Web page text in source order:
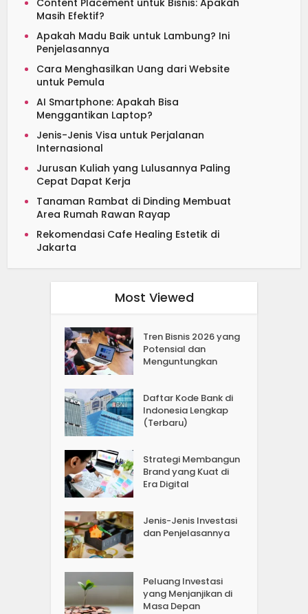
Masih Efektif?
Apakah Madu Baik untuk Lambung? Ini
Penjelasannya
Cara Menghasilkan Uang dari Website
untuk Pemula
AI Smartphone: Apakah Bisa
Menggantikan Laptop?
Jenis-Jenis Visa untuk Perjalanan
Internasional
Jurusan Kuliah yang Lulusannya Paling
Cepat Dapat Kerja
Tanaman Rambat di Dinding Membuat
Area Rumah Rawan Rayap
Rekomendasi Cafe Healing Estetik di
Jakarta
Most Viewed
Tren Bisnis 2026 yang
Potensial dan
Menguntungkan
Daftar Kode Bank di
Indonesia Lengkap
(Terbaru)
Strategi Membangun
Brand yang Kuat di
Era Digital
Jenis-Jenis Investasi
dan Penjelasannya
Peluang Investasi
yang Menjanjikan di
Masa Depan